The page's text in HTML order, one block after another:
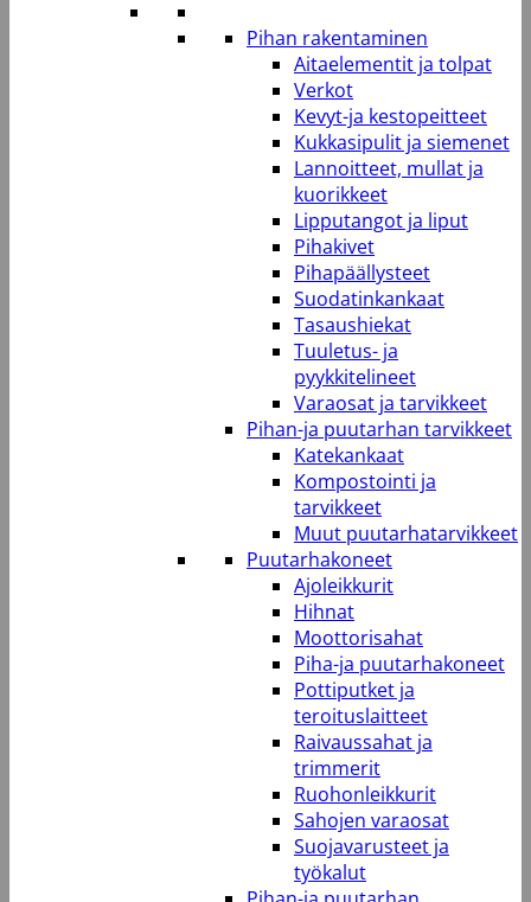
Pihan rakentaminen
Aitaelementit ja tolpat
Verkot
Kevyt-ja kestopeitteet
Kukkasipulit ja siemenet
Lannoitteet, mullat ja
kuorikkeet
Lipputangot ja liput
Pihakivet
Pihapäällysteet
Suodatinkankaat
Tasaushiekat
Tuuletus- ja
pyykkitelineet
Varaosat ja tarvikkeet
Pihan-ja puutarhan tarvikkeet
Katekankaat
Kompostointi ja
tarvikkeet
Muut puutarhatarvikkeet
Puutarhakoneet
Ajoleikkurit
Hihnat
Moottorisahat
Piha-ja puutarhakoneet
Pottiputket ja
teroituslaitteet
Raivaussahat ja
trimmerit
Ruohonleikkurit
Sahojen varaosat
Suojavarusteet ja
työkalut